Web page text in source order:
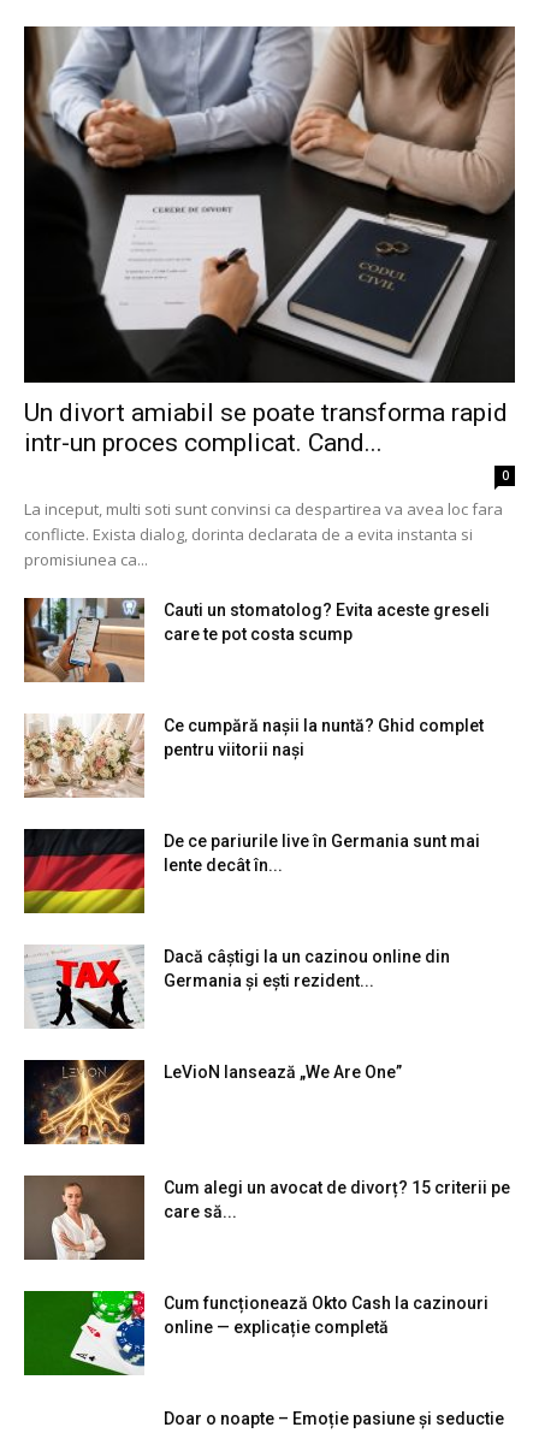
Un divort amiabil se poate transforma rapid
intr-un proces complicat. Cand...
0
La inceput, multi soti sunt convinsi ca despartirea va avea loc fara
conflicte. Exista dialog, dorinta declarata de a evita instanta si
promisiunea ca...
Cauti un stomatolog? Evita aceste greseli
care te pot costa scump
Ce cumpără nașii la nuntă? Ghid complet
pentru viitorii nași
De ce pariurile live în Germania sunt mai
lente decât în...
Dacă câștigi la un cazinou online din
Germania și ești rezident...
LeVioN lansează „We Are One”
Cum alegi un avocat de divorț? 15 criterii pe
care să...
Cum funcționează Okto Cash la cazinouri
online — explicație completă
Doar o noapte – Emoție pasiune și seductie